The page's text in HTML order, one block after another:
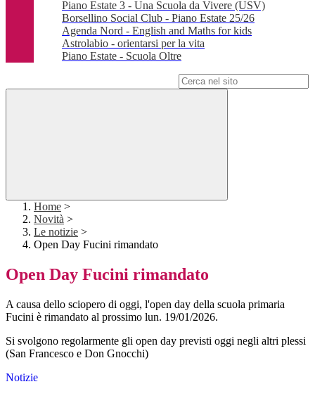
Piano Estate 3 - Una Scuola da Vivere (USV)
Borsellino Social Club - Piano Estate 25/26
Agenda Nord - English and Maths for kids
Astrolabio - orientarsi per la vita
Piano Estate - Scuola Oltre
Home >
Novità >
Le notizie >
Open Day Fucini rimandato
Open Day Fucini rimandato
A causa dello sciopero di oggi, l'open day della scuola primaria
Fucini è rimandato al prossimo lun. 19/01/2026.
Si svolgono regolarmente gli open day previsti oggi negli altri plessi
(San Francesco e Don Gnocchi)
Notizie